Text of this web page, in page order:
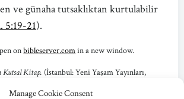
Manage Cookie Consent
ve günaha tutsaklıktan kurtulabilir
5:19-21).
onbibleserver.comin a new window.
Kutsal Kitap. (İstanbul: Yeni Yaşam Yayınları,